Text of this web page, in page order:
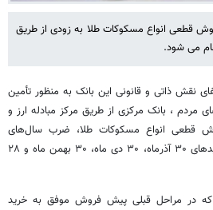
قطعی انواع مسکوکات طلا به زودی از طریق
می شود.
نقش ذاتی و قانونی این بانک به منظور تأمین
، بانک مرکزی از طریق مرکز مبادله ارز و
قطعی انواع مسکوکات طلا، ضرب سال‌های
۱۳۸۶، ۱۴۰۳ و ۱۴۰۴ برای سررسیدهای ۳۰ آذرماه، ۳۰ دی ماه، ۳۰ بهمن ماه و ۲۸
که در مراحل قبلی پیش فروش موفق به خرید